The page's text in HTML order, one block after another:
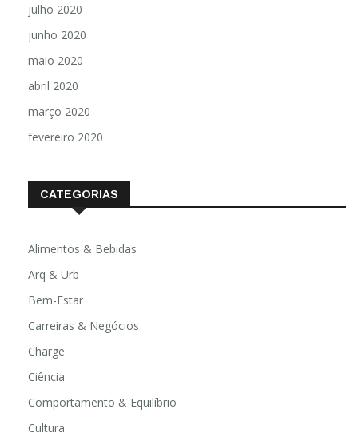
julho 2020
junho 2020
maio 2020
abril 2020
março 2020
fevereiro 2020
CATEGORIAS
Alimentos & Bebidas
Arq & Urb
Bem-Estar
Carreiras & Negócios
Charge
Ciência
Comportamento & Equilíbrio
Cultura